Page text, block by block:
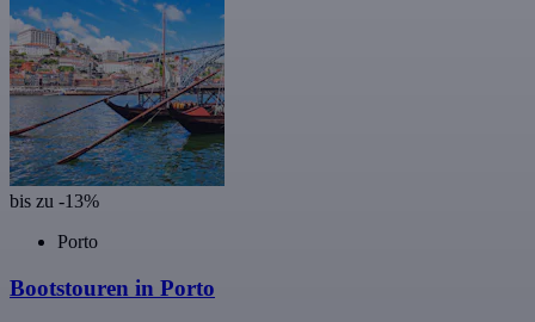
bis zu -13%
Porto
Bootstouren in Porto